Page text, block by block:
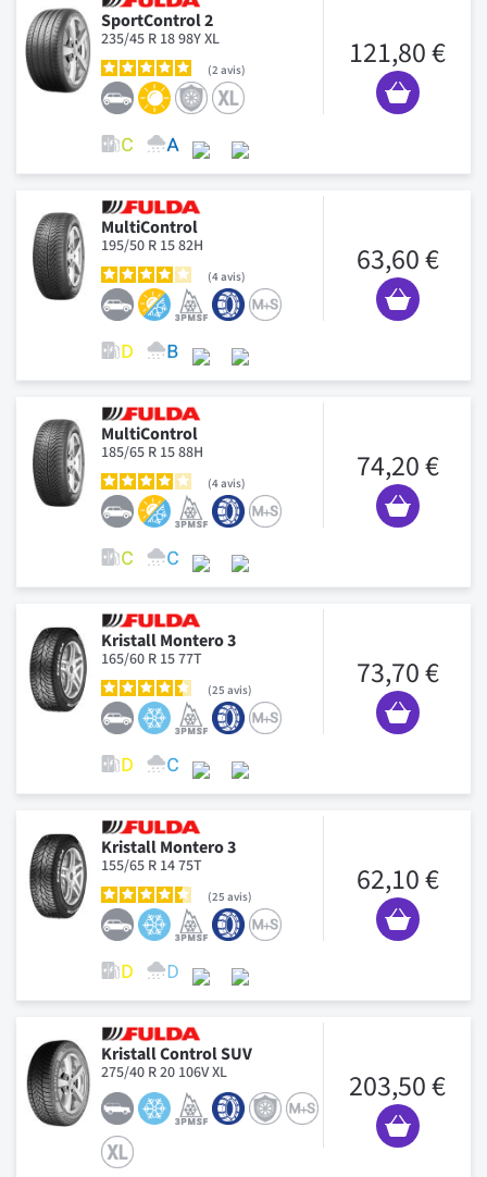
SportControl 2
235/45 R 18 98Y XL
2 avis 121,80 €
MultiControl
195/50 R 15 82H
4avis 63,60 €
MultiControl
185/65 R 15 88H
4avis 74,20 €
Kristall Montero 3
165/60 R 15 77T
25 avis 73,70 €
Kristall Montero 3
155/65 R 14 75T
25 avis 62,10 €
Kristall Control SUV
275/40 R 20 106V XL 203,50 €